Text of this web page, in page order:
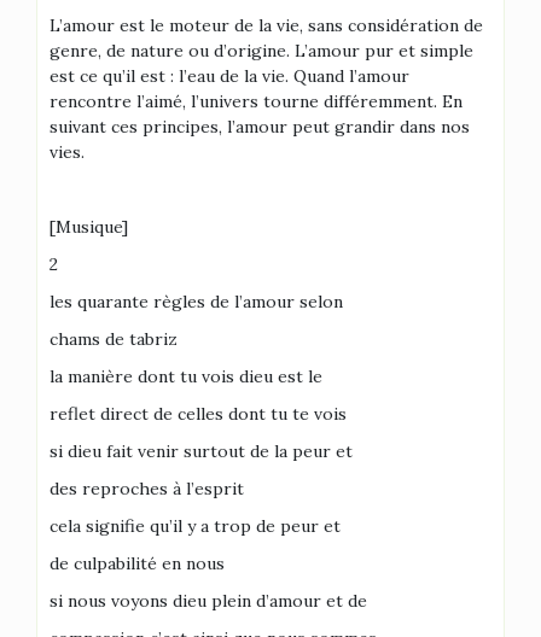
L’amour est le moteur de la vie, sans considération de
genre, de nature ou d’origine. L’amour pur et simple
est ce qu’il est : l’eau de la vie. Quand l’amour
rencontre l’aimé, l’univers tourne différemment. En
suivant ces principes, l’amour peut grandir dans nos
vies.
[Musique]
2
les quarante règles de l’amour selon
chams de tabriz
la manière dont tu vois dieu est le
reflet direct de celles dont tu te vois
si dieu fait venir surtout de la peur et
des reproches à l’esprit
cela signifie qu’il y a trop de peur et
de culpabilité en nous
si nous voyons dieu plein d’amour et de